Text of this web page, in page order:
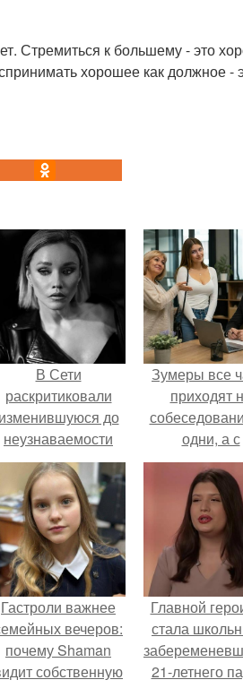
Стремиться к большему - это
хорошее как должное -
В Сети
раскритиковали
изменившуюся до
неузнаваемости
Марину зудину.
Зумеры все
приходят
одни, а с
жалуются
Гастроли важнее
вечеров:
почему Shaman
собственную
Главной
стала
21-летнего